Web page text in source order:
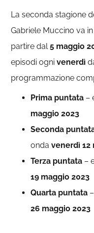
La seconda stagione
Gabriele Muccino va
partire dal5 maggio
episodi ognivenerdì
programmazione
Prima puntata –
maggio 2023
Seconda
ondavenerdì 12
Terza puntata –
19 maggio 2023
Quarta puntata
26 maggio 2023